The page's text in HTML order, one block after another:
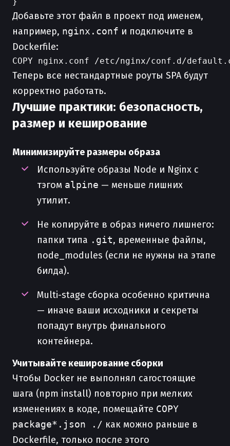
Добавьте этот файл в проект под именем,
например, nginx.conf и подключите в
Dockerfile:
Теперь все нестандартные роуты SPA будут
корректно работать.
Лучшие практики: безопасность,
размер и кеширование
Минимизируйте размеры образа
Используйте образы Node и Nginx с
тэгом alpine — меньше лишних
утилит.
Не копируйте в образ ничего лишнего:
папки типа .git, временные файлы,
node_modules (если не нужны на этапе
билда).
Multi-stage сборка особенно критична
— иначе ваши исходники и секреты
попадут внутрь финального
контейнера.
Учитывайте кеширование сборки
Чтобы Docker не выполнял caroстоящие
шага (npm install) повторно при мелких
изменениях в коде, помещайте COPY
package*.json ./ как можно раньше в
Dockerfile, только после этого